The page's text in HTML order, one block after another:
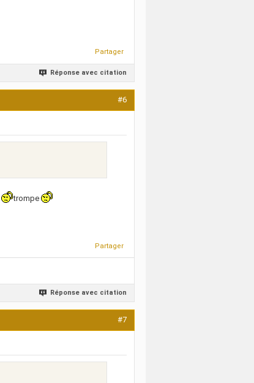
Partager
Réponse avec citation
#6
trompe
Partager
Réponse avec citation
#7